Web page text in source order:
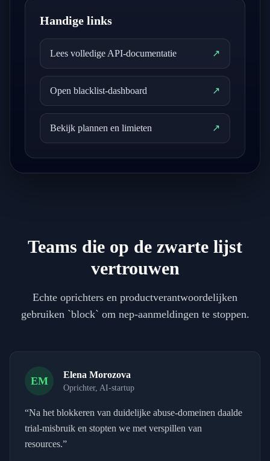
Handige links
Lees volledige API-documentatie ↗
Open blacklist-dashboard ↗
Bekijk plannen en limieten ↗
Teams die op de zwarte lijst
vertrouwen
Echte oprichters en productverantwoordelijken
gebruiken `block` om nep-aanmeldingen te stoppen.
EM
Elena Morozova
Oprichter, AI-startup
“Na het blokkeren van duidelijke abuse-domeinen daalde
trial-misbruik en stopten we met verspillen van
resources.”